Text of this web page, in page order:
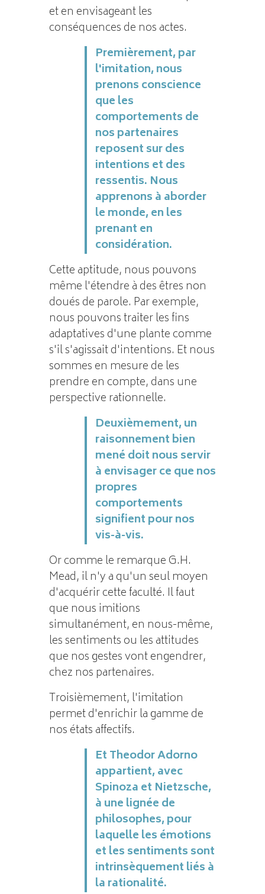
et en envisageant les
conséquences de nos actes.
Premièrement, par
l'imitation, nous
prenons conscience
que les
comportements de
nos partenaires
reposent sur des
intentions et des
ressentis. Nous
apprenons à aborder
le monde, en les
prenant en
considération.
Cette aptitude, nous pouvons
même l'étendre à des êtres non
doués de parole. Par exemple,
nous pouvons traiter les fins
adaptatives d'une plante comme
s'il s'agissait d'intentions. Et nous
sommes en mesure de les
prendre en compte, dans une
perspective rationnelle.
Deuxièmement, un
raisonnement bien
mené doit nous servir
à envisager ce que nos
propres
comportements
signifient pour nos
vis-à-vis.
Or comme le remarque G.H.
Mead, il n'y a qu'un seul moyen
d'acquérir cette faculté. Il faut
que nous imitions
simultanément, en nous-même,
les sentiments ou les attitudes
que nos gestes vont engendrer,
chez nos partenaires.
Troisièmement, l'imitation
permet d'enrichir la gamme de
nos états affectifs.
Et Theodor Adorno
appartient, avec
Spinoza et Nietzsche,
à une lignée de
philosophes, pour
laquelle les émotions
et les sentiments sont
intrinsèquement liés à
la rationalité.